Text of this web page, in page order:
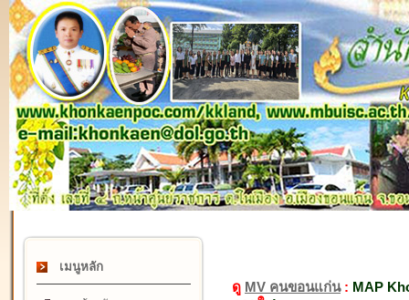
เมนูหลัก
ดู MV คนขอนแก่น: MAP